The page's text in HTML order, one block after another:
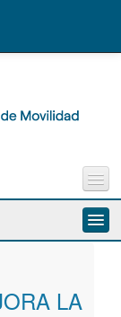
vía pública
Sugerencias
LA